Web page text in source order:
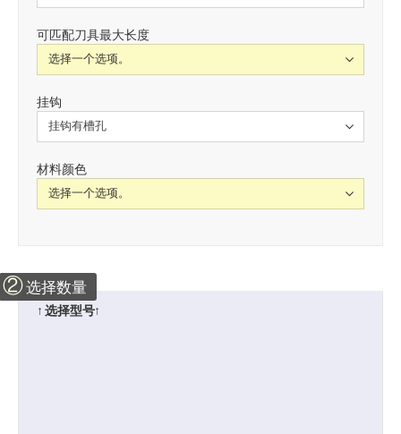
可匹配刀具最大长度
挂钩
材料颜色
②选择数量
↑ 选择型号↑